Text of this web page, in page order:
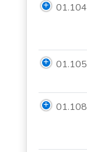
01.104
01.105
01.108